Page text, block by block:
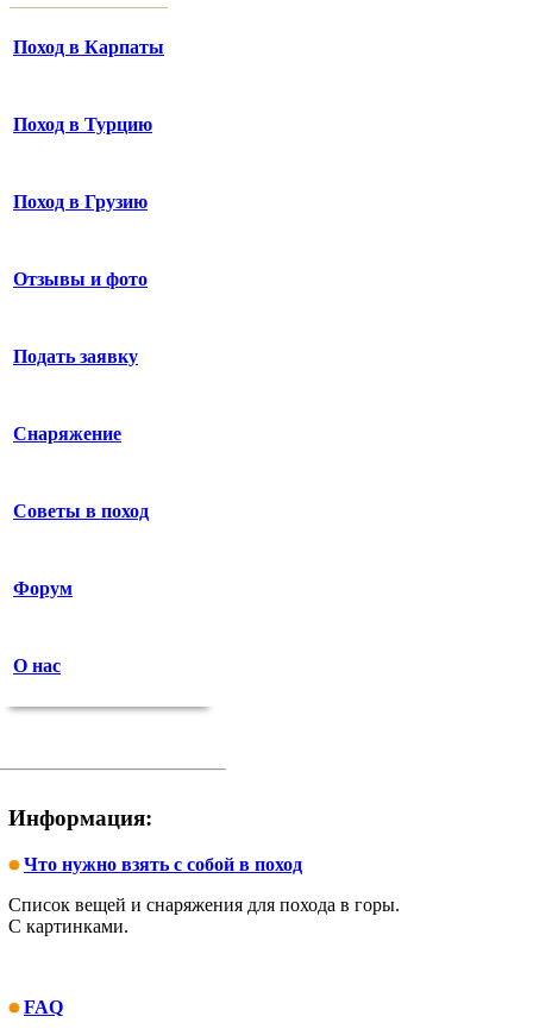
Поход в Карпаты
Поход в Турцию
Поход в Грузию
Отзывы и фото
Подать заявку
Снаряжение
Советы в поход
Форум
О нас
Информация:
Что нужно взять с собой в поход
Список вещей и снаряжения для похода в горы.
С картинками.
FAQ